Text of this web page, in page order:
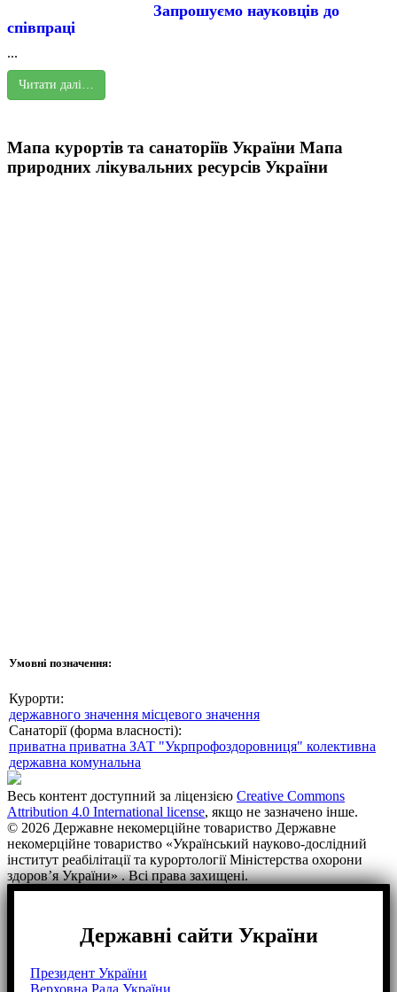
Запрошуємо науковців до
співпраці
...
Читати далі…
Мапа курортів та санаторіїв України Мапа
природних лікувальних ресурсів України
Умовні позначення:
Курорти:
державного значення місцевого значення
Санаторії (форма власності):
приватна приватна ЗАТ "Укрпрофоздоровниця" колективна
державна комунальна
Весь контент доступний за ліцензією Creative Commons
Attribution 4.0 International license, якщо не зазначено інше.
© 2026 Державне некомерційне товариство Державне
некомерційне товариство «Український науково-дослідний
інститут реабілітації та курортології Міністерства охорони
здоров’я України» . Всі права захищені.
Державні сайти України
Президент України